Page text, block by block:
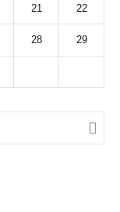
21 22
28 29